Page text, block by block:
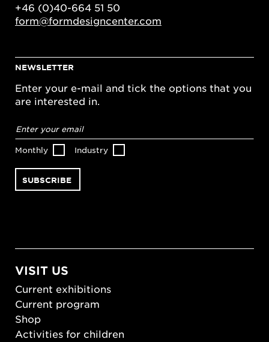
+46 (0)40-664 51 50
form@formdesigncenter.com
NEWSLETTER
Enter your e-mail and tick the options that you
are interested in.
address*
Monthly Industry
VISIT US
Current exhibitions
Current program
Shop
Activities for children